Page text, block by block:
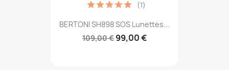
BERTONI SH898 SOS Lunettes...
109,00 € 99,00 €
(1)